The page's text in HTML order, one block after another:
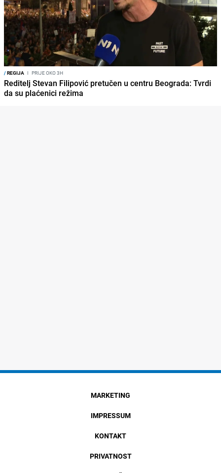
/REGIJA I PRIJE OKO 3H
Reditelj Stevan Filipović pretučen u centru Beograda: Tvrdi
da su plaćenici režima
MARKETING
IMPRESSUM
KONTAKT
PRIVATNOST